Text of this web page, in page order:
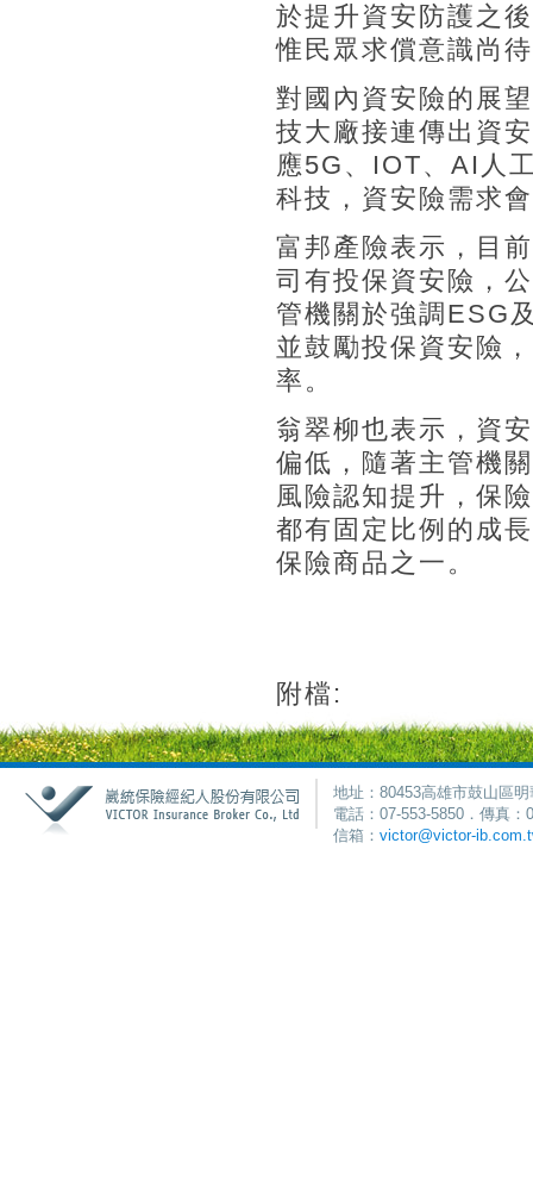
於提升資安防護之
惟民眾求償意識尚
對國內資安險的展
技大廠接連傳出資
應5G、IOT、AI人
科技，資安險需求
富邦產險表示，目
司有投保資安險，
管機關於強調ESG
並鼓勵投保資安險
率。
翁翠柳也表示，資
偏低，隨著主管機
風險認知提升，保
都有固定比例的成
保險商品之一。
附檔:
地址：80453高雄市鼓山區
電話：07-553-5850．傳真
信箱： victor@victor-